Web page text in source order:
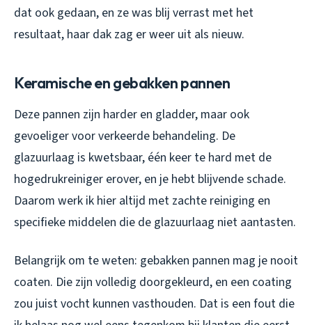
dat ook gedaan, en ze was blij verrast met het
resultaat, haar dak zag er weer uit als nieuw.
Keramische en gebakken pannen
Deze pannen zijn harder en gladder, maar ook
gevoeliger voor verkeerde behandeling. De
glazuurlaag is kwetsbaar, één keer te hard met de
hogedrukreiniger erover, en je hebt blijvende schade.
Daarom werk ik hier altijd met zachte reiniging en
specifieke middelen die de glazuurlaag niet aantasten.
Belangrijk om te weten: gebakken pannen mag je nooit
coaten. Die zijn volledig doorgekleurd, en een coating
zou juist vocht kunnen vasthouden. Dat is een fout die